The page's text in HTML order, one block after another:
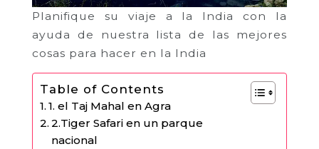
Planifique su viaje a la India con la
ayuda de nuestra lista de las mejores
cosas para hacer en la India
Table of Contents
1. el Taj Mahal en Agra
2.Tiger Safari en un parque
nacional